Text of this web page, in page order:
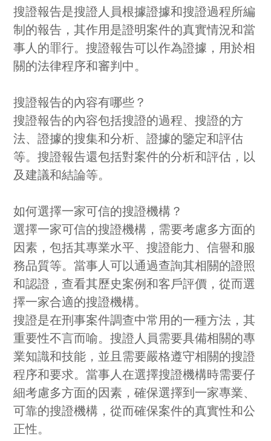
搜證報告是搜證人員根據證據和搜證過程所編
制的報告，其作用是證明案件的真實情況和當
事人的罪行。搜證報告可以作為證據，用於相
關的法律程序和審判中。
搜證報告的內容有哪些？
搜證報告的內容包括搜證的過程、搜證的方
法、證據的搜集和分析、證據的鑒定和評估
等。搜證報告還包括對案件的分析和評估，以
及建議和結論等。
如何選擇一家可信的搜證機構？
選擇一家可信的搜證機構，需要考慮多方面的
因素，包括其專業水平、搜證能力、信譽和服
務品質等。當事人可以通過查詢其相關的證照
和認證，查看其歷史案例和客戶評價，從而選
擇一家合適的搜證機構。
搜證是在刑事案件調查中常用的一種方法，其
重要性不言而喻。搜證人員需要具備相關的專
業知識和技能，並且需要嚴格遵守相關的搜證
程序和要求。當事人在選擇搜證機構時需要仔
細考慮多方面的因素，確保選擇到一家專業、
可靠的搜證機構，從而確保案件的真實性和公
正性。